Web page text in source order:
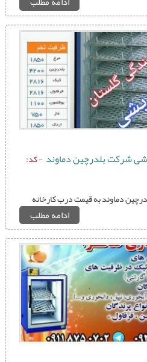
شرکت بلدرچین دماوند- کد:
دماوند به قیمت درب کارخانه
ادامه مطلب